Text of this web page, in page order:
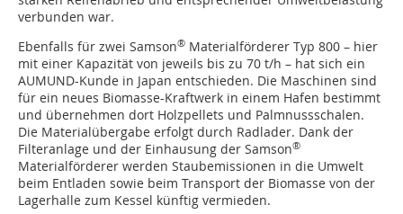
verbunden war.
Ebenfalls für zwei Samson® Materialförderer Typ 800 – hier
mit einer Kapazität von jeweils bis zu 70 t/h – hat sich ein
AUMUND-Kunde in Japan entschieden. Die Maschinen sind
für ein neues Biomasse-Kraftwerk in einem Hafen bestimmt
und übernehmen dort Holzpellets und Palmnussschalen.
Die Materialübergabe erfolgt durch Radlader. Dank der
Filteranlage und der Einhausung der Samson®
Materialförderer werden Staubemissionen in die Umwelt
beim Entladen sowie beim Transport der Biomasse von der
Lagerhalle zum Kessel künftig vermieden.